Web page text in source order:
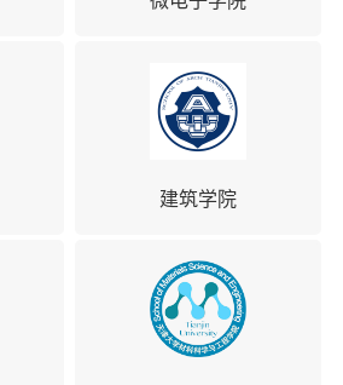
建筑学院